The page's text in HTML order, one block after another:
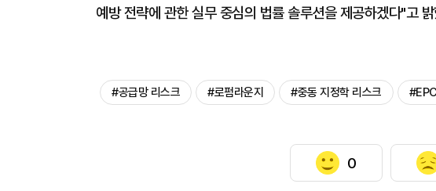
예방 전략에 관한 실무 중심의 법률 솔루션을 제공하겠다"고
#공급망 리스크 #로펌라운지 #중동 지정학 리스크
0